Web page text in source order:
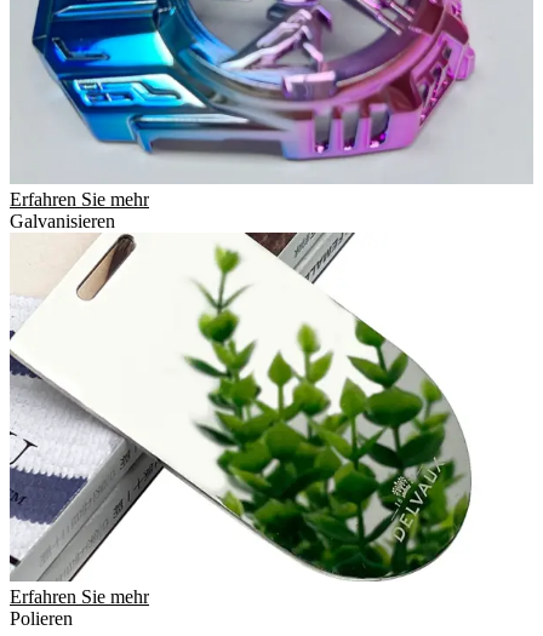
Erfahren Sie mehr
Galvanisieren
Erfahren Sie mehr
Polieren